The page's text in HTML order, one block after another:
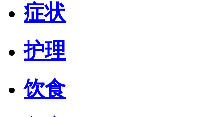
症状
护理
饮食